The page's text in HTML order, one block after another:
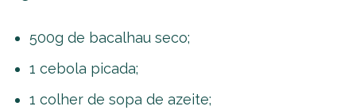
500g de bacalhau seco;
1 cebola picada;
1 colher de sopa de azeite;